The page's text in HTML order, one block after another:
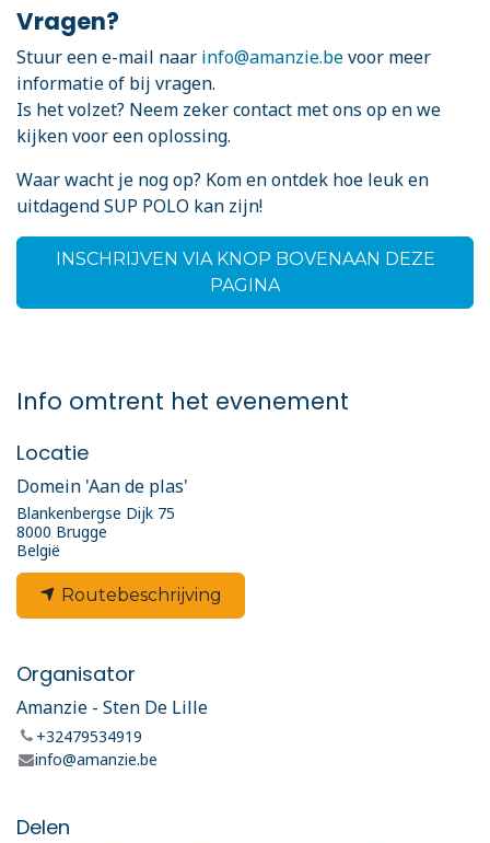
Vragen?
Stuur een e-mail naar info@amanzie.bevoor meer
informatie of bij vragen.
Is het volzet? Neem zeker contact met ons op en we
kijken voor een oplossing.
Waar wacht je nog op? Kom en ontdek hoe leuk en
uitdagend SUP POLO kan zijn!
INSCHRIJVEN VIA KNOP BOVENAAN DEZE
PAGINA
Info omtrent het evenement
Locatie
Domein 'Aan de plas'
Blankenbergse Dijk 75
8000 Brugge
België
Routebeschrijving
Organisator
Amanzie - Sten De Lille
+32479534919
info@amanzie.be
Delen